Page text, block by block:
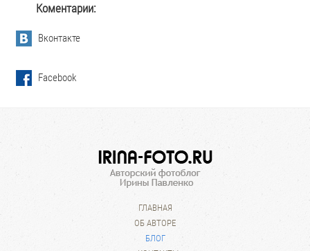
Коментарии:
Вконтакте
Facebook
ГЛАВНАЯ
ОБ АВТОРЕ
БЛОГ